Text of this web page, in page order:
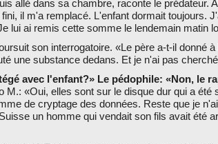
allé dans sa chambre, raconte le prédateur.
il m'a remplacé. L'enfant dormait toujours.
lui ai remis cette somme le lendemain matin
son interrogatoire. «Le père a-t-il donné
une substance dedans. Et je n'ai pas
avec l'enfant?» Le pédophile: «Non, le
M.: «Oui, elles sont sur le disque dur qui a
de cryptage des données. Reste que je
un homme qui vendait son fils avait été